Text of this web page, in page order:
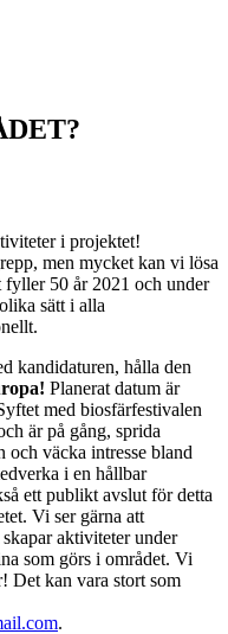
i projektet!
men mycket kan vi lösa
50 år 2021 och under
sätt i alla
kandidaturen, hålla den
Planerat datum är
med biosfärfestivalen
är på gång, sprida
och väcka intresse bland
i en hållbar
ett publikt avslut för detta
Vi ser gärna att
aktiviteter under
som görs i området. Vi
Det kan vara stort som
.